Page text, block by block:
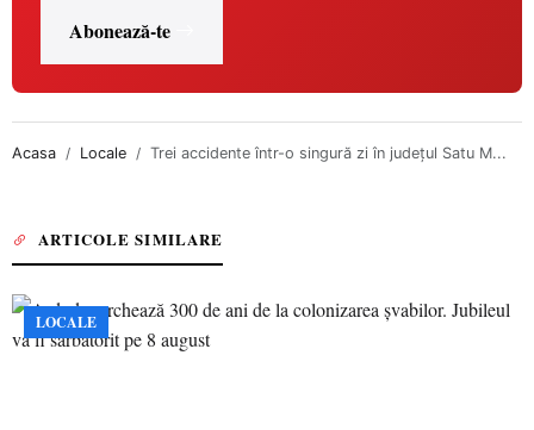
Abonează-te
Acasa Locale Trei accidente într-o singură zi în județul Satu M...
ARTICOLE SIMILARE
LOCALE